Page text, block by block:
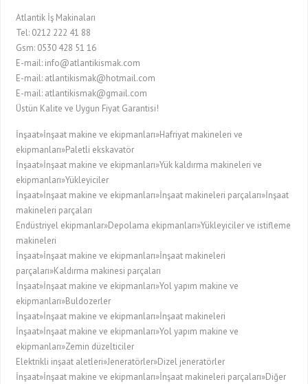
Atlantik İş Makinaları
Tel: 0212 222 41 88
Gsm: 0530 428 51 16
E-mail: info@atlantikismak.com
E-mail: atlantikismak@hotmail.com
E-mail: atlantikismak@gmail.com
Üstün Kalite ve Uygun Fiyat Garantisi!
İnşaat»İnşaat makine ve ekipmanları»Hafriyat makineleri ve
ekipmanları»Paletli ekskavatör
İnşaat»İnşaat makine ve ekipmanları»Yük kaldırma makineleri ve
ekipmanları»Yükleyiciler
İnşaat»İnşaat makine ve ekipmanları»İnşaat makineleri parçaları»İnşaat
makineleri parçaları
Endüstriyel ekipmanlar»Depolama ekipmanları»Yükleyiciler ve istifleme
makineleri
İnşaat»İnşaat makine ve ekipmanları»İnşaat makineleri
parçaları»Kaldırma makinesi parçaları
İnşaat»İnşaat makine ve ekipmanları»Yol yapım makine ve
ekipmanları»Buldozerler
İnşaat»İnşaat makine ve ekipmanları»İnşaat makineleri
İnşaat»İnşaat makine ve ekipmanları»Yol yapım makine ve
ekipmanları»Zemin düzelticiler
Elektrikli inşaat aletleri»Jeneratörler»Dizel jeneratörler
İnşaat»İnşaat makine ve ekipmanları»İnşaat makineleri parçaları»Diğer